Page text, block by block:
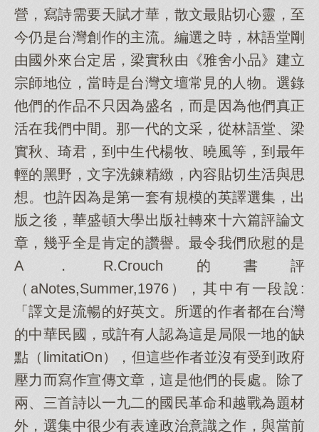
營，寫詩需要天賦才華，散文最貼切心靈，至
今仍是台灣創作的主流。編選之時，林語堂剛
由國外來台定居，梁實秋由《雅舍小品》建立
宗師地位，當時是台灣文壇常見的人物。選錄
他們的作品不只因為盛名，而是因為他們真正
活在我們中間。那一代的文采，從林語堂、梁
實秋、琦君，到中生代楊牧、曉風等，到最年
輕的黑野，文字洗鍊精緻，內容貼切生活與思
想。也許因為是第一套有規模的英譯選集，出
版之後，華盛頓大學出版社轉來十六篇評論文
章，幾乎全是肯定的讚譽。最令我們欣慰的是
A．R.Crouch的書評
（aNotes,Summer,1976），其中有一段說:
「譯文是流暢的好英文。所選的作者都在台灣
的中華民國，或許有人認為這是局限一地的缺
點（limitatiOn），但這些作者並沒有受到政府
壓力而寫作宣傳文章，這是他們的長處。除了
兩、三首詩以一九二的國民革命和越戰為題材
外，選集中很少有表達政治意識之作，與當前